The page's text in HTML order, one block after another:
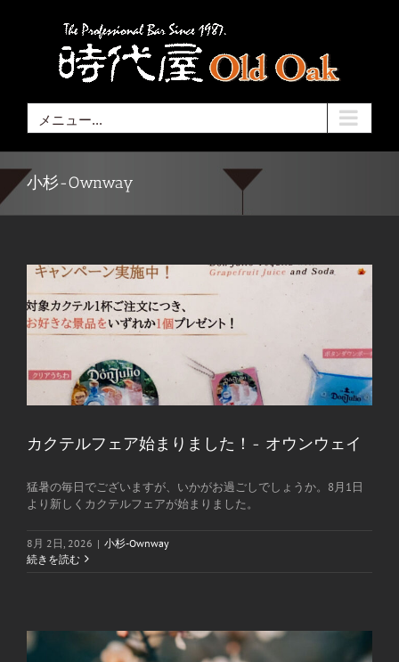
メニュー...
小杉-Ownway
カクテルフェア始まりました！- オウンウェイ
猛暑の毎日でございますが、いかがお過ごしでしょうか。8月1日
より新しくカクテルフェアが始まりました。
8月 2日, 2026 | 小杉-Ownway
続きを読む